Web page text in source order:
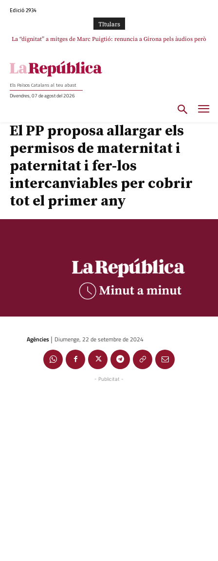
Edició 2934
TItulars
La “dignitat” a mitges de Marc Puigtió: renuncia a Girona pels àudios però
Els Països Catalans al teu abast
Divendres, 07 de agost del 2026
El PP proposa allargar els
permisos de maternitat i
paternitat i fer-los
intercanviables per cobrir
tot el primer any
Agències | Diumenge, 22 de setembre de 2024
- Publicitat -